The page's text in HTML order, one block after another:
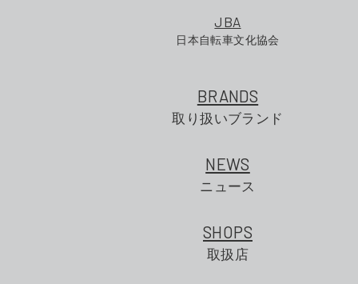
JBA
日本自転車文化協会
BRANDS
取り扱いブランド
NEWS
ニュース
SHOPS
取扱店